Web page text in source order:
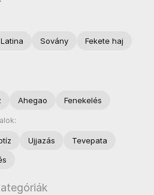
Latina Sovány
Fekete haj
Ahegao Fenekelés
Ujjazás
Tevepata